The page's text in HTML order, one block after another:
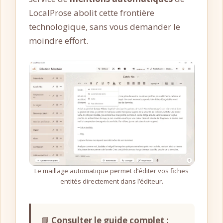
LocalProse abolit cette frontière
technologique, sans vous demander le
moindre effort.
Le maillage automatique permet d’éditer vos fiches
entités directement dans l’éditeur.
📘 Consulter le guide complet :